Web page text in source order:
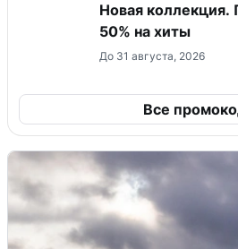
Новая
50% на хиты
До 31 августа, 2026
Все